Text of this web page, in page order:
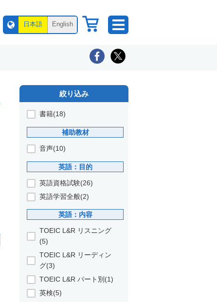
日本語 English
絞り込み
書籍(18)
補助教材
音声(10)
英語：目的
英語資格試験(26)
英語学習全般(2)
英語：内容
TOEIC L&R リスニング
(5)
TOEIC L&R リーディン
グ(3)
TOEIC L&R パート別(1)
英検(5)